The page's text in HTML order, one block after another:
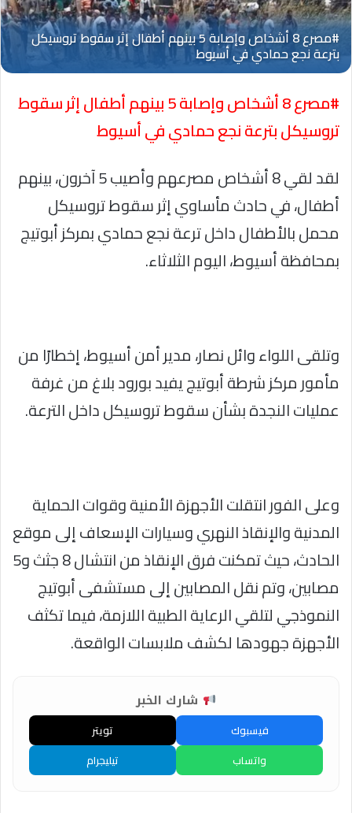
#مصرع 8 أشخاص وإصابة 5 بينهم أطفال إثر سقوط
تروسيكل بترعة نجع حمادي في أسيوط
لقد لقي 8 أشخاص مصرعهم وأصيب 5 آخرون، بينهم
أطفال، في حادث مأساوي إثر سقوط تروسيكل
محمل بالأطفال داخل ترعة نجع حمادي بمركز أبوتيج
بمحافظة أسيوط، اليوم الثلاثاء.
وتلقى اللواء وائل نصار، مدير أمن أسيوط، إخطارًا من
مأمور مركز شرطة أبوتيج يفيد بورود بلاغ من غرفة
عمليات النجدة بشأن سقوط تروسيكل داخل الترعة.
وعلى الفور انتقلت الأجهزة الأمنية وقوات الحماية
المدنية والإنقاذ النهري وسيارات الإسعاف إلى موقع
الحادث، حيث تمكنت فرق الإنقاذ من انتشال 8 جثث و5
مصابين، وتم نقل المصابين إلى مستشفى أبوتيج
النموذجي لتلقي الرعاية الطبية اللازمة، فيما تكثف
الأجهزة جهودها لكشف ملابسات الواقعة.
شارك الخبر
فيسبوك
تويتر
واتساب
تيليجرام